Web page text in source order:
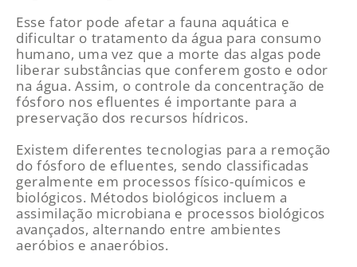
Essefator pode afetar a fauna aquática e
dificultar o tratamento da água para consumo
humano, uma vez que a morte das algas pode
liberar substâncias que conferem gosto e odor
na água. Assim, o controle da concentração de
fósforo nos efluentes é importante para a
preservação dos recursos hídricos.
Existem diferentes tecnologias para a remoção
do fósforo de efluentes, sendo classificadas
geralmente em processos físico-químicos e
biológicos. Métodos biológicos incluem a
assimilação microbiana e processos biológicos
avançados, alternando entre ambientes
aeróbios e anaeróbios.